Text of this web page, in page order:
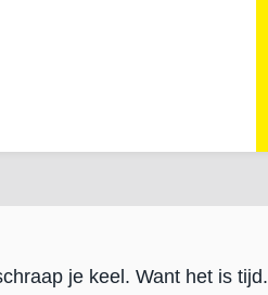
je keel. Want het is